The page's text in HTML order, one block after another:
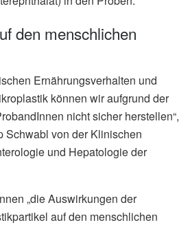
den menschlichen
Ernährungsverhalten und
können wir aufgrund der
nicht sicher herstellen“,
Schwabl von der Klinischen
und Hepatologie der
„die Auswirkungen der
auf den menschlichen